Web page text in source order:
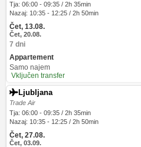
Tja: 06:00 - 09:35 / 2h 35min
Nazaj: 10:35 - 12:25 / 2h 50min
Čet, 13.08.
Čet, 20.08.
7 dni
Appartement
Samo najem
Vključen transfer
Ljubljana
Trade Air
Tja: 06:00 - 09:35 / 2h 35min
Nazaj: 10:35 - 12:25 / 2h 50min
Čet, 27.08.
Čet, 03.09.